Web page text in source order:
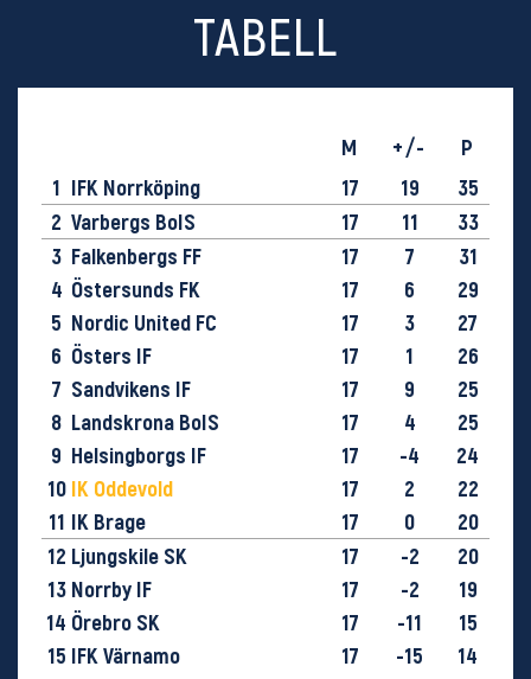
TABELL
M +/-
P
1 IFK Norrköping 17 19
35
2 Varbergs BoIS 17 11
33
3 Falkenbergs FF 17 7
31
4 Östersunds FK 17 6
29
5 Nordic United FC 17 3
27
6 Östers IF 17 1
26
7 Sandvikens IF 17 9
25
8 Landskrona BoIS 17 4
25
9 Helsingborgs IF 17 -4
24
10 IK Oddevold 17 2
22
11 IK Brage 17 0
20
12 Ljungskile SK 17 -2
20
13 Norrby IF 17 -2
19
14 Örebro SK 17 -11
15
15 IFK Värnamo 17 -15
14